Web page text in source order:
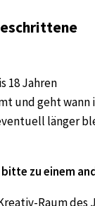
18 Jahren
und geht
länger
zu einem
Raum